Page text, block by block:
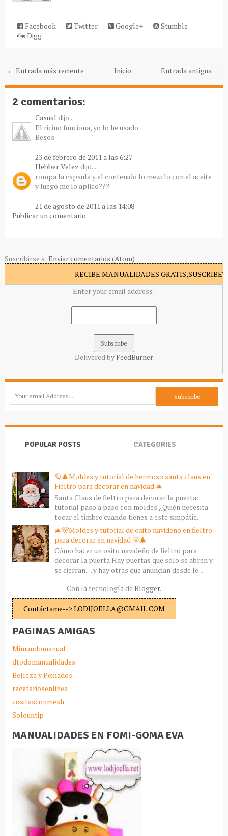
Facebook Twitter Google+
Stumble
Digg
← Entrada más reciente Entrada antigua →
Inicio
2 comentarios:
Casual dijo...
El ricino funciona, yo lo he usado.
Besos
23 de febrero de 2011 a las 6:27
Hebber Velez dijo...
rompa la capsula y el contenido lo mezclo con el aceite
y luego me lo aplico???
21 de agosto de 2011 a las 14:08
Publicar un comentario
Suscribirse a: Enviar comentarios (Atom)
RECIBE MANUALIDADES
Enter your email address:
Delivered by FeedBurner
POPULAR POSTS CATEGORIES
🎅🎄Moldes y tutorial de hermoso santa claus en
Fieltro para decorar en navidad 🎄
Santa Claus de fieltro para decorar la puerta:
tutorial paso a paso con moldes ¿Quién necesita
tocar el timbre cuando tienes a este simpátic...
🎄🐻Moldes y tutorial de osito navideño en fieltro
para decorar en navidad 🐻🎄
Cómo hacer un osito navideño de fieltro para
decorar la puerta Hay puertas que solo se abren y
se cierran… y hay otras que anuncian desde le...
Con la tecnología de Blogger.
Contáctame--> LODIJOELLA@GMAIL.COM
PAGINAS AMIGAS
Mimundomanual
dtodomanualidades
Belleza y Peinados
recetariosenlinea
cositasconmesh
Solountip
MANUALIDADES EN FOMI-GOMA EVA